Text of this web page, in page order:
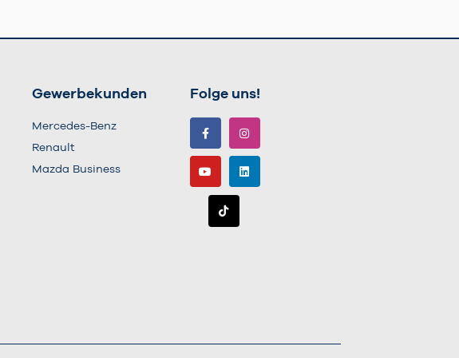
Gewerbekunden
Mercedes-Benz
Renault
Mazda Business
Folge uns!